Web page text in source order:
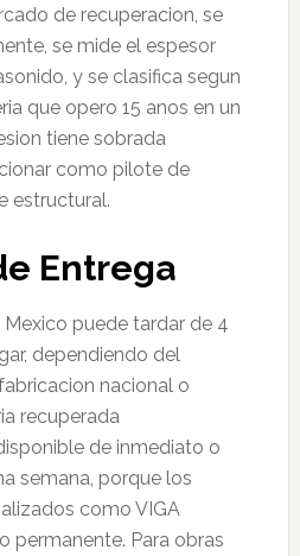
de recuperacion, se
se mide el espesor
y se clasifica segun
que opero 15 anos en un
tiene sobrada
como pilote de
estructural.
Entrega
puede tardar de 4
dependiendo del
nacional o
recuperada
de inmediato o
semana, porque los
como VIGA
permanente. Para obras